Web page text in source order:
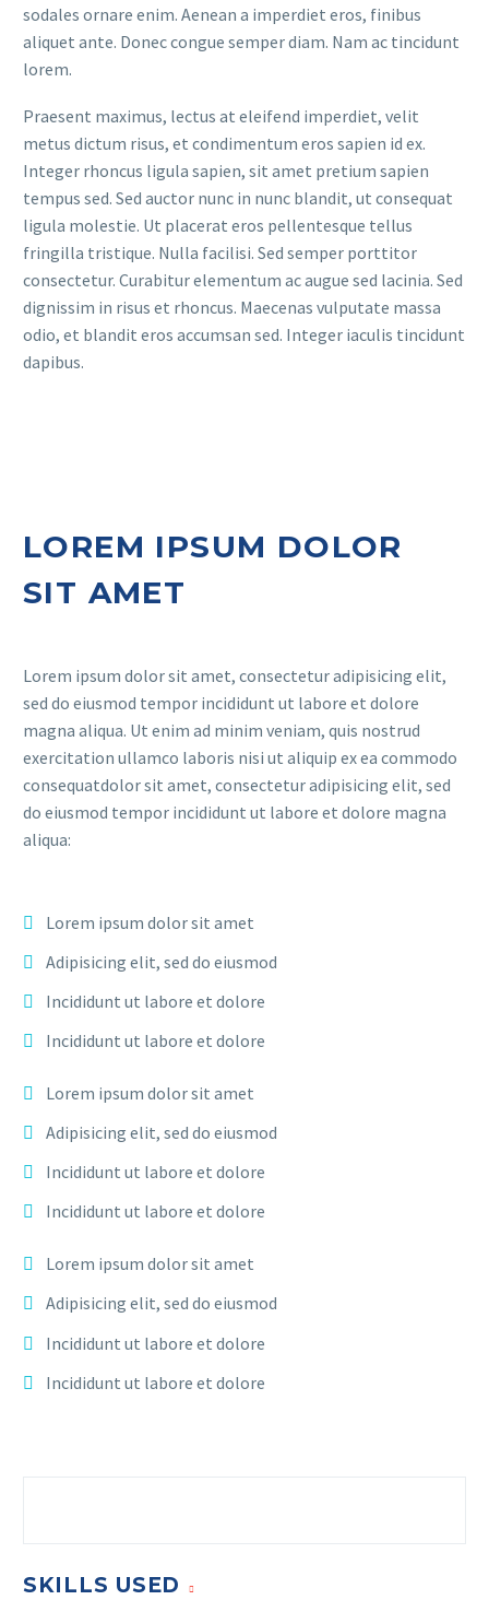
sodales ornare enim. Aenean a imperdiet eros, finibus
aliquet ante. Donec congue semper diam. Nam ac tincidunt
lorem.
Praesent maximus, lectus at eleifend imperdiet, velit
metus dictum risus, et condimentum eros sapien id ex.
Integer rhoncus ligula sapien, sit amet pretium sapien
tempus sed. Sed auctor nunc in nunc blandit, ut consequat
ligula molestie. Ut placerat eros pellentesque tellus
fringilla tristique. Nulla facilisi. Sed semper porttitor
consectetur. Curabitur elementum ac augue sed lacinia. Sed
dignissim in risus et rhoncus. Maecenas vulputate massa
odio, et blandit eros accumsan sed. Integer iaculis tincidunt
dapibus.
LOREM IPSUM DOLOR
SIT AMET
Lorem ipsum dolor sit amet, consectetur adipisicing elit,
sed do eiusmod tempor incididunt ut labore et dolore
magna aliqua. Ut enim ad minim veniam, quis nostrud
exercitation ullamco laboris nisi ut aliquip ex ea commodo
consequatdolor sit amet, consectetur adipisicing elit, sed
do eiusmod tempor incididunt ut labore et dolore magna
aliqua:
Lorem ipsum dolor sit amet
Adipisicing elit, sed do eiusmod
Incididunt ut labore et dolore
Incididunt ut labore et dolore
Lorem ipsum dolor sit amet
Adipisicing elit, sed do eiusmod
Incididunt ut labore et dolore
Incididunt ut labore et dolore
Lorem ipsum dolor sit amet
Adipisicing elit, sed do eiusmod
Incididunt ut labore et dolore
Incididunt ut labore et dolore
SKILLS USED